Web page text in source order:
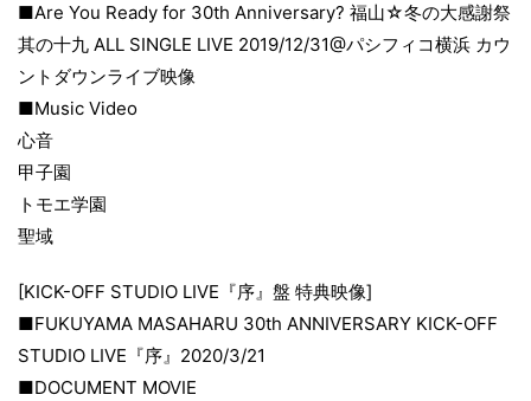
■Are You Ready for 30th Anniversary? 福山☆冬の大感謝祭
其の十九 ALL SINGLE LIVE 2019/12/31@パシフィコ横浜 カウ
ントダウンライブ映像
■Music Video
心音
甲子園
トモエ学園
聖域
[KICK-OFF STUDIO LIVE『序』盤 特典映像]
■FUKUYAMA MASAHARU 30th ANNIVERSARY KICK-OFF
STUDIO LIVE『序』2020/3/21
■DOCUMENT MOVIE